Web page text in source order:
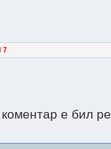
7
коментар е бил